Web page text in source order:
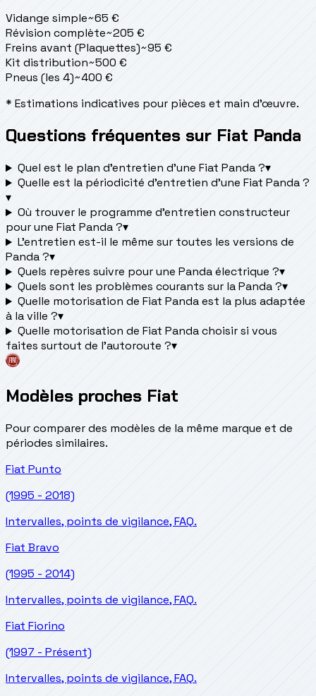
Vidange simple~65 €
Révision complète~205 €
Freins avant (Plaquettes)~95 €
Kit distribution~500 €
Pneus (les 4)~400 €
* Estimations indicatives pour pièces et main d'œuvre.
Questions fréquentes sur Fiat Panda
Quel est le plan d’entretien d’une Fiat Panda ?▾
Quelle est la périodicité d’entretien d’une Fiat Panda ?
▾
Où trouver le programme d’entretien constructeur
pour une Fiat Panda ?▾
L'entretien est-il le même sur toutes les versions de
Panda ?▾
Quels repères suivre pour une Panda électrique ?▾
Quels sont les problèmes courants sur la Panda ?▾
Quelle motorisation de Fiat Panda est la plus adaptée
à la ville ?▾
Quelle motorisation de Fiat Panda choisir si vous
faites surtout de l'autoroute ?▾
Modèles proches Fiat
Pour comparer des modèles de la même marque et de
périodes similaires.
Fiat Punto
(1995 - 2018)
Intervalles, points de vigilance, FAQ.
Fiat Bravo
(1995 - 2014)
Intervalles, points de vigilance, FAQ.
Fiat Fiorino
(1997 - Présent)
Intervalles, points de vigilance, FAQ.